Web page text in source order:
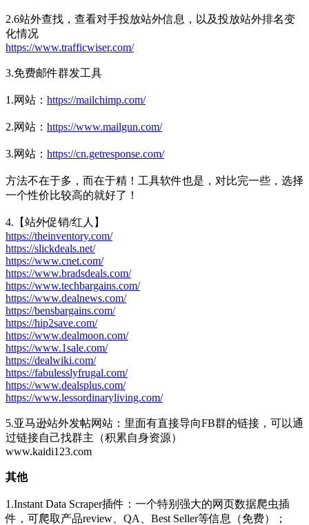
2.6站外查找，查看对手投放站外信息，以及投放站外排名变
化情况
https://www.trafficwiser.com/
3.免费邮件群发工具
1.网站： https://mailchimp.com/
2.网站： https://www.mailgun.com/
3.网站： https://cn.getresponse.com/
方法不在于多，而在于精！工具软件也是，对比完一些，选择
一个性价比较高的就好了！
4.【站外促销/红人】
https://theinventory.com/
https://slickdeals.net/
https://www.cnet.com/
https://www.bradsdeals.com/
https://www.techbargains.com/
https://www.dealnews.com/
https://bensbargains.com/
https://hip2save.com/
https://www.dealmoon.com/
https://www.1sale.com/
https://dealwiki.com/
https://fabulesslyfrugal.com/
https://www.dealsplus.com/
https://www.lessordinaryliving.com/
5.亚马逊站外发帖网站：里面有直接导向FB群的链接，可以通
过链接自己找群主（积累自身资源）
www.kaidi123.com
其他
1.Instant Data Scraper插件：一个特别强大的网页数据爬虫插
件，可爬取产品review、QA、Best Seller等信息（免费）；